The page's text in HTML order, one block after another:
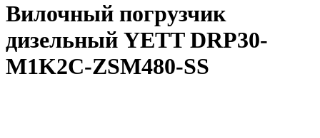
Вилочный погрузчик
дизельный YETT DRP30-
M1K2C-ZSM480-SS